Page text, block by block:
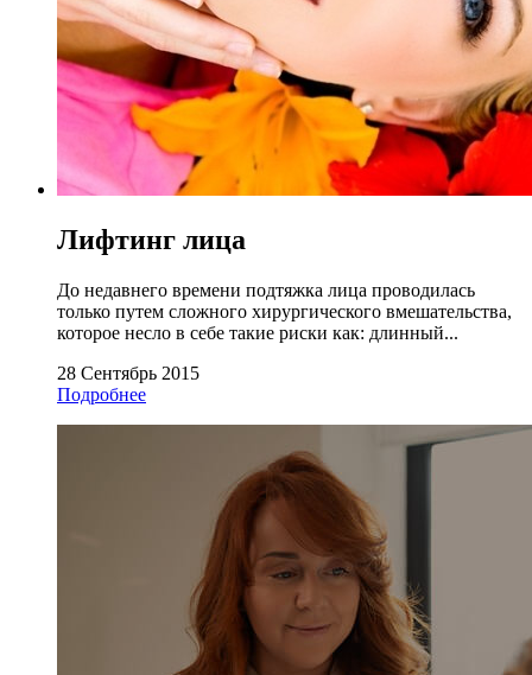
Лифтинг лица
До недавнего времени подтяжка лица проводилась
только путем сложного хирургического вмешательства,
которое несло в себе такие риски как: длинный...
28 Сентябрь 2015
Подробнее